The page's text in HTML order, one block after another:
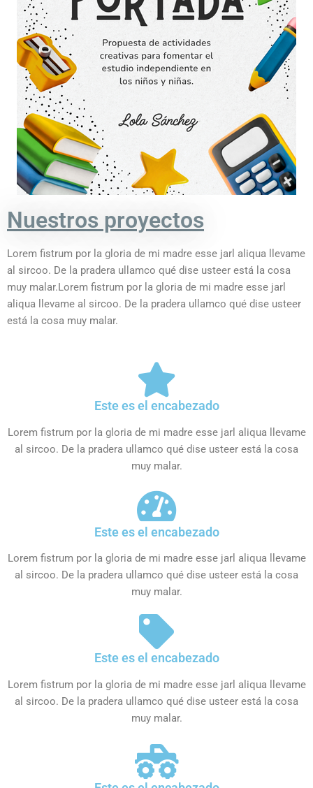
Nuestros proyectos
Lorem fistrum por la gloria de mi madre esse jarl aliqua llevame
al sircoo. De la pradera ullamco qué dise usteer está la cosa
muy malar.Lorem fistrum por la gloria de mi madre esse jarl
aliqua llevame al sircoo. De la pradera ullamco qué dise usteer
está la cosa muy malar.
Este es el encabezado
Lorem fistrum por la gloria de mi madre esse jarl aliqua llevame
al sircoo. De la pradera ullamco qué dise usteer está la cosa
muy malar.
Este es el encabezado
Lorem fistrum por la gloria de mi madre esse jarl aliqua llevame
al sircoo. De la pradera ullamco qué dise usteer está la cosa
muy malar.
Este es el encabezado
Lorem fistrum por la gloria de mi madre esse jarl aliqua llevame
al sircoo. De la pradera ullamco qué dise usteer está la cosa
muy malar.